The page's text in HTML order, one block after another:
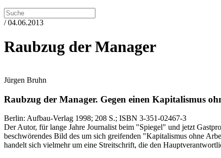
/ 04.06.2013
Raubzug der Manager
Jürgen Bruhn
Raubzug der Manager. Gegen einen Kapitalismus
Berlin: Aufbau-Verlag 1998; 208 S.; ISBN 3-351-02467-3
Der Autor, für lange Jahre Journalist beim "Spiegel" und jetzt
beschwörendes Bild des um sich greifenden "Kapitalismus ohne
handelt sich vielmehr um eine Streitschrift, die den